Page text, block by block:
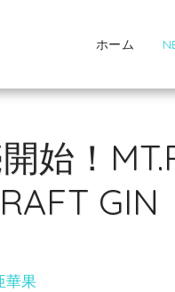
ホーム
始！
GIN
果